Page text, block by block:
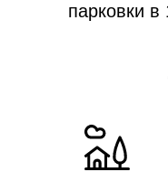
парковки